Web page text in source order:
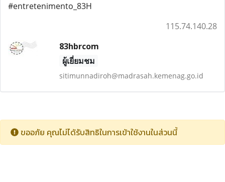
#entretenimento_83H
115.74.140.28
83hbrcom
ผู้เยี่ยมชม
sitimunnadiroh@madrasah.kemenag.go.id
ขออภัย คุณไม่ได้รับสิทธิในการเข้าใช้งานในส่วนนี้